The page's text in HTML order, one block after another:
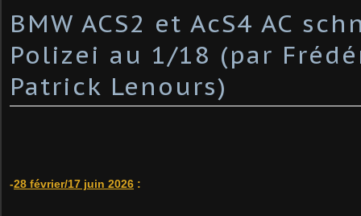
BMW ACS2 et AcS4 AC
Polizei au 1/18 (par
Patrick Lenours)
-28 février/17 juin 2026 :